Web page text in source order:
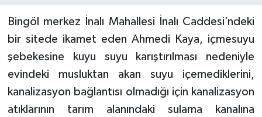
Bingöl merkez İnalı Mahallesi İnalı Caddesi’ndeki
bir sitede ikamet eden Ahmedi Kaya, içmesuyu
şebekesine kuyu suyu karıştırılması nedeniyle
evindeki musluktan akan suyu içemediklerini,
kanalizasyon bağlantısı olmadığı için kanalizasyon
atıklarının tarım alanındaki sulama kanalına
SPOR
YAYLADERE